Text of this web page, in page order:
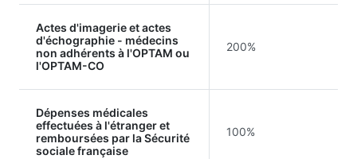
Actes d'imagerie et actes
d'échographie - médecins
non adhérents à l'OPTAM ou
l'OPTAM-CO
200%
Dépenses médicales
effectuées à l'étranger et
remboursées par la Sécurité
sociale française
100%